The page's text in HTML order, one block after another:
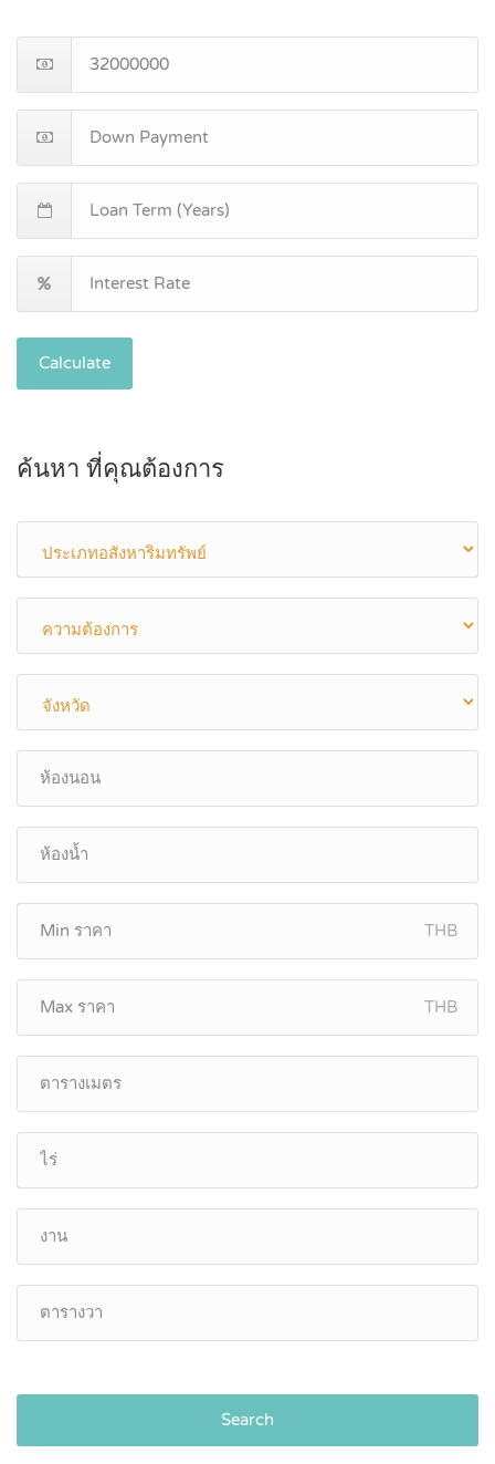
Calculate
ค้นหา ที่คุณต้องการ
THB
THB
Search